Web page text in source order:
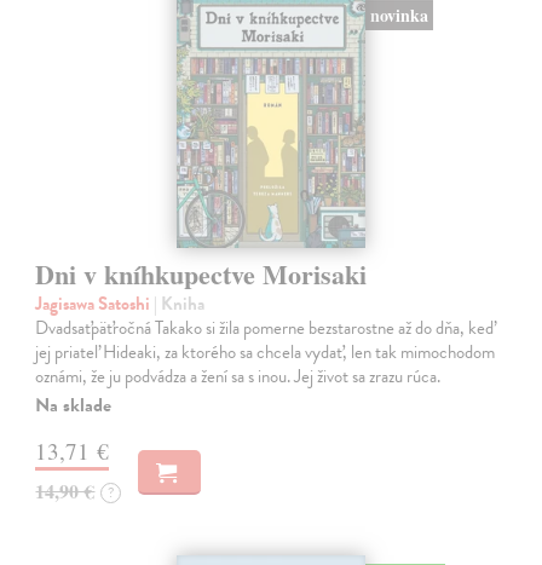
novinka
Dni v kníhkupectve Morisaki
Jagisawa Satoshi | Kniha
Dvadsaťpäťročná Takako si žila pomerne bezstarostne až do dňa, keď
jej priateľ Hideaki, za ktorého sa chcela vydať, len tak mimochodom
oznámi, že ju podvádza a žení sa s inou. Jej život sa zrazu rúca.
Na sklade
13,71 €
14,90 € ?